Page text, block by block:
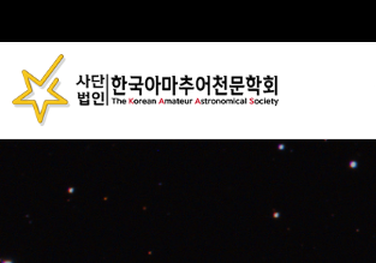
하위분류 하위분류